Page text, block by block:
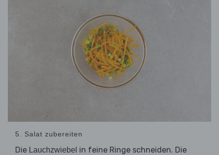
5. Salat zubereiten
Die Lauchzwiebel in feine Ringe schneiden. Die